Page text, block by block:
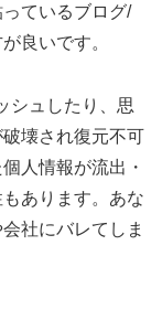
ているブログ/
良いです。
シュしたり、思
壊され復元不可
人情報が流出・
あります。あな
社にバレてしま